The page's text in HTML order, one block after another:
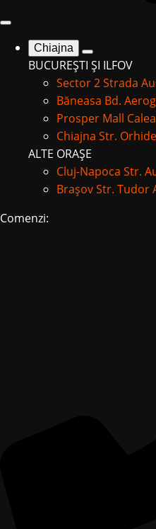
Chiajna
BUCUREȘTI ȘI ILFOV
Sector 2Strada
Băneasa Bd.
Prosper Mall
Chiajna Str.
ALTE ORAȘE
Cluj-Napoca Str.
BrașovStr. Tudor
Comenzi: